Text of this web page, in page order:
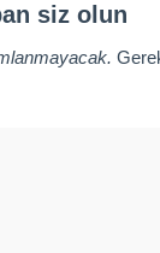
siz olun